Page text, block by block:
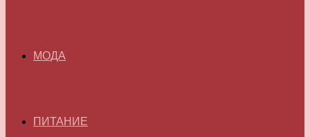
МОДА
ПИТАНИЕ